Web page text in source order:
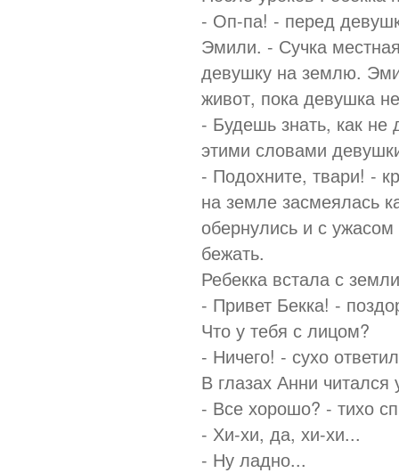
- Оп-па! - перед
Эмили. - Сучка
девушку на землю.
живот, пока девушка
- Будешь знать, как не
этими словами
- Подохните, твари! -
на земле засмеялась
обернулись и с
бежать.
Ребекка встала с
- Привет Бекка! -
Что у тебя с лицом?
- Ничего! - сухо
В глазах Анни читался
- Все хорошо? - тихо
- Хи-хи, да, хи-хи...
- Ну ладно...